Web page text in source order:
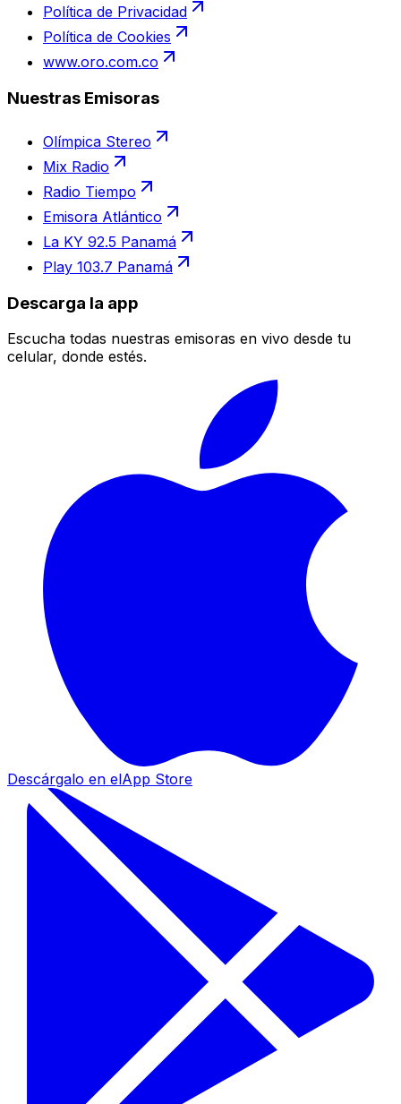
Política de Privacidad
Política de Cookies
www.oro.com.co
Nuestras Emisoras
Olímpica Stereo
Mix Radio
Radio Tiempo
Emisora Atlántico
La KY 92.5 Panamá
Play 103.7 Panamá
Descarga la app
Escucha todas nuestras emisoras en vivo desde tu
celular, donde estés.
Descárgalo en elApp Store